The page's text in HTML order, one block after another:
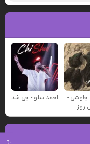
-
روز
احمد سلو - چی شد